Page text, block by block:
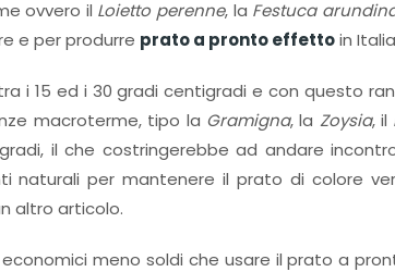
ovvero il Loietto perenne, la Festuca
e per produrre prato a pronto effettoin
i 15 ed i 30 gradi centigradi e con questo
macroterme, tipo la Gramigna, la Zoysia, il
il che costringerebbe ad andare
naturali per mantenere il prato di colore
altro articolo.
meno soldi che usare il prato a